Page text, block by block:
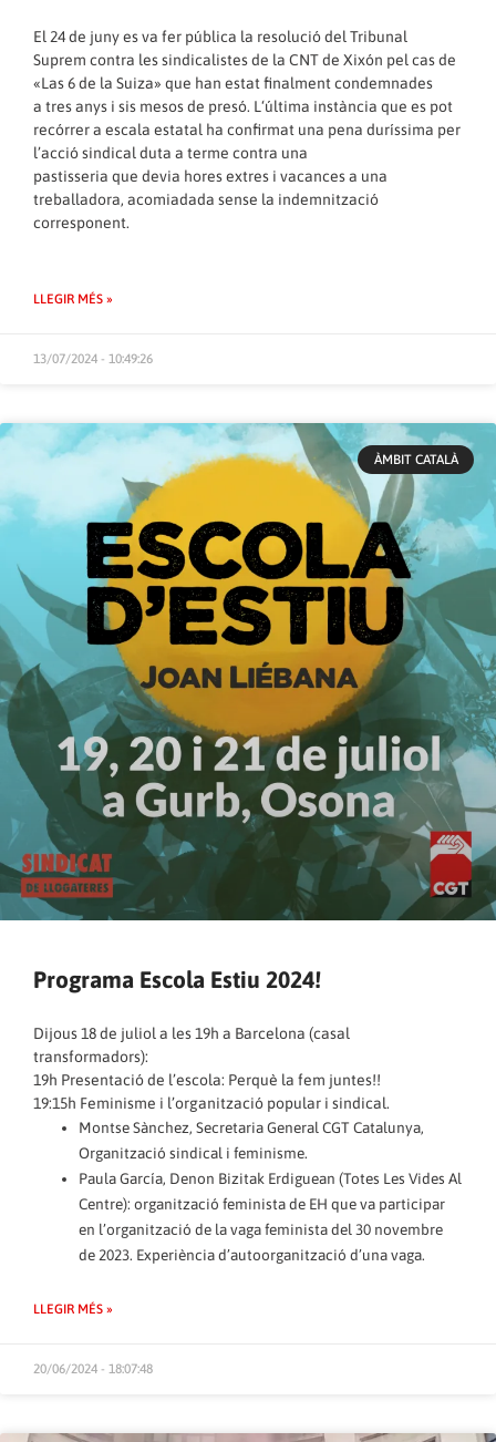
El 24 de juny es va fer pública la resolució del Tribunal
Suprem contra les sindicalistes de la CNT de Xixón pel cas de
«Las 6 de la Suiza» que han estat finalment condemnades
a tres anys i sis mesos de presó. L‘última instància que es pot
recórrer a escala estatal ha confirmat una pena duríssima per
l’acció sindical duta a terme contra una
pastisseria que devia hores extres i vacances a una
treballadora, acomiadada sense la indemnització
corresponent.
LLEGIR MÉS »
13/07/2024 - 10:49:26
ÀMBIT CATALÀ
Programa Escola Estiu 2024!
Dijous 18 de juliol a les 19h a Barcelona (casal
transformadors):
19h Presentació de l’escola: Perquè la fem juntes!!
19:15h Feminisme i l’organització popular i sindical.
Montse Sànchez, Secretaria General CGT Catalunya,
Organització sindical i feminisme.
Paula García, Denon Bizitak Erdiguean (Totes Les Vides Al
Centre): organització feminista de EH que va participar
en l’organització de la vaga feminista del 30 novembre
de 2023. Experiència d’autoorganització d’una vaga.
LLEGIR MÉS »
20/06/2024 - 18:07:48